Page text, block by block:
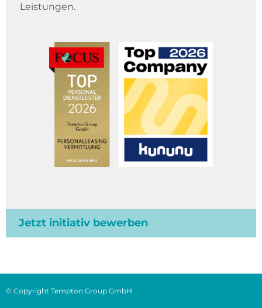
Leistungen.
Jetzt initiativ bewerben
© Copyright Tempton Group GmbH